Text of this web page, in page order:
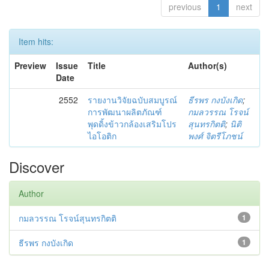
previous 1 next
Item hits:
Preview
Issue
Date
Title Author(s)
2552
รายงานวิจัยฉบับสมบูรณ์
การพัฒนาผลิตภัณฑ์
พุดดิ้งข้าวกล้องเสริมโปร
ไอโอติก
ธีรพร กงบังเกิด;
กมลวรรณ โรจน์
สุนทรกิตติ; นิติ
พงศ์ จิตรีโภชน์
Discover
Author
1
กมลวรรณ โรจน์สุนทรกิตติ
1
ธีรพร กงบังเกิด